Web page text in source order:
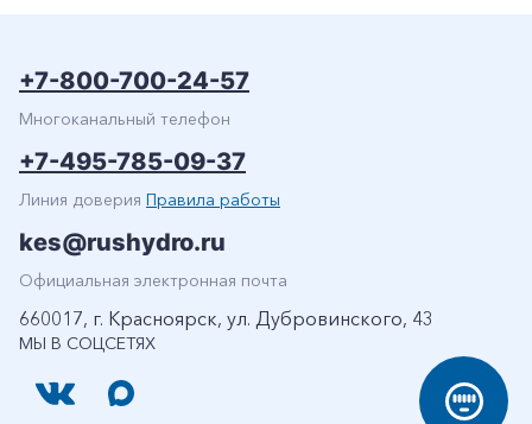
МЫ В СОЦСЕТЯХ
+7-800-700-24-57
Многоканальный телефон
+7-495-785-09-37
Линия доверия Правила работы
kes@rushydro.ru
Официальная электронная почта
660017, г. Красноярск, ул. Дубровинского, 43